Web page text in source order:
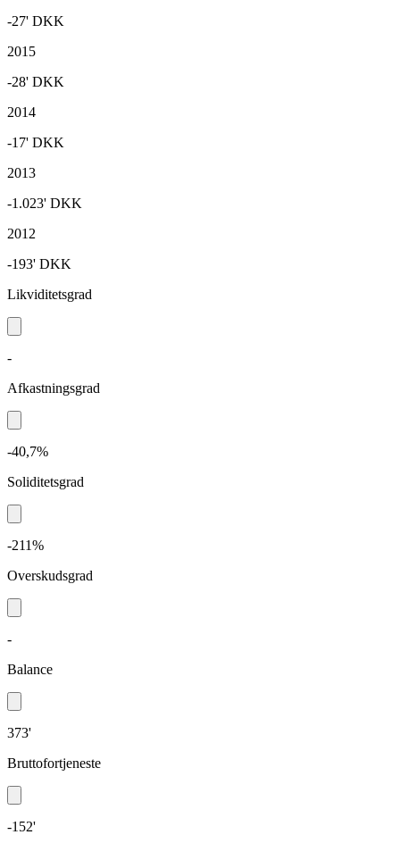
-27' DKK
2015
-28' DKK
2014
-17' DKK
2013
-1.023' DKK
2012
-193' DKK
Likviditetsgrad
-
Afkastningsgrad
-40,7%
Soliditetsgrad
-211%
Overskudsgrad
-
Balance
373'
Bruttofortjeneste
-152'